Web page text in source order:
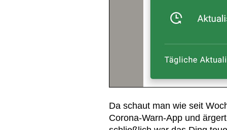
Da schaut man wie seit
Corona-Warn-App und